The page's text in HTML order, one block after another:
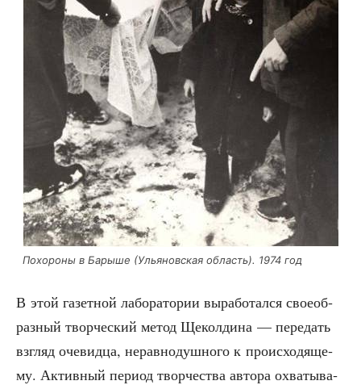
Похо­ро­ны в Бары­ше (Улья­нов­ская область). 1974 год
В этой газет­ной лабо­ра­то­рии выра­бо­тал­ся свое­об­
раз­ный твор­че­ский метод Щекол­ди­на — пере­дать
взгляд оче­вид­ца, нерав­но­душ­но­го к про­ис­хо­дя­ще­
му. Актив­ный пери­од твор­че­ства авто­ра охва­ты­ва­